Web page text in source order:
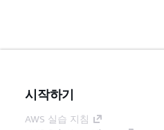
시작하기
AWS 실습 지침